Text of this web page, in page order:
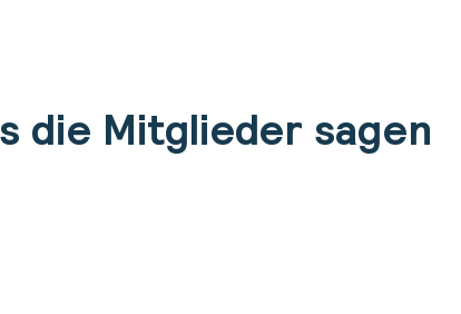
die Mitglieder sagen